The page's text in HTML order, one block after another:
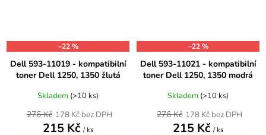
–22 %
Dell 593-11019 - kompatibilní
toner Dell 1250, 1350 žlutá
Skladem (>10 ks)
178 Kč bez DPH
215 Kč / ks
276 Kč
–22 %
Dell 593-11021 - kompatibilní
toner Dell 1250, 1350 modrá
Skladem (>10 ks)
178 Kč bez DPH
215 Kč / ks
276 Kč